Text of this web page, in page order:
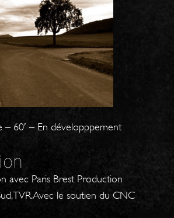
– 60′ – En développpement
avec Paris Brest Production
le soutien du CNC